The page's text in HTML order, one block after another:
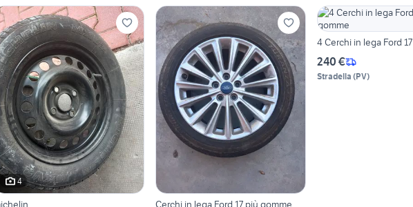
4
Cerchi in lega Ford 17 più gomme
4 Cerchi in lega Ford
240 €
Stradella (PV)